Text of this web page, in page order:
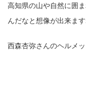
高知県の山や自然に囲
んだなと想像が出来ま
西森杏弥さんのヘルメ